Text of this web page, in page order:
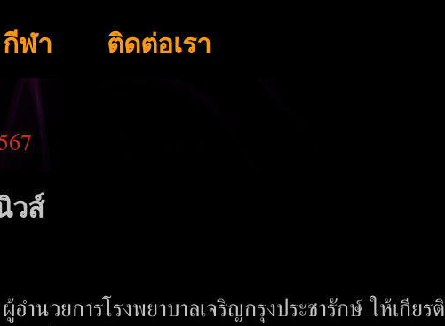
กีฬา ติดต่อเรา
วส์
นวยการโรงพยาบาลเจริญกรุงประชารักษ์ ให้เกียรติ